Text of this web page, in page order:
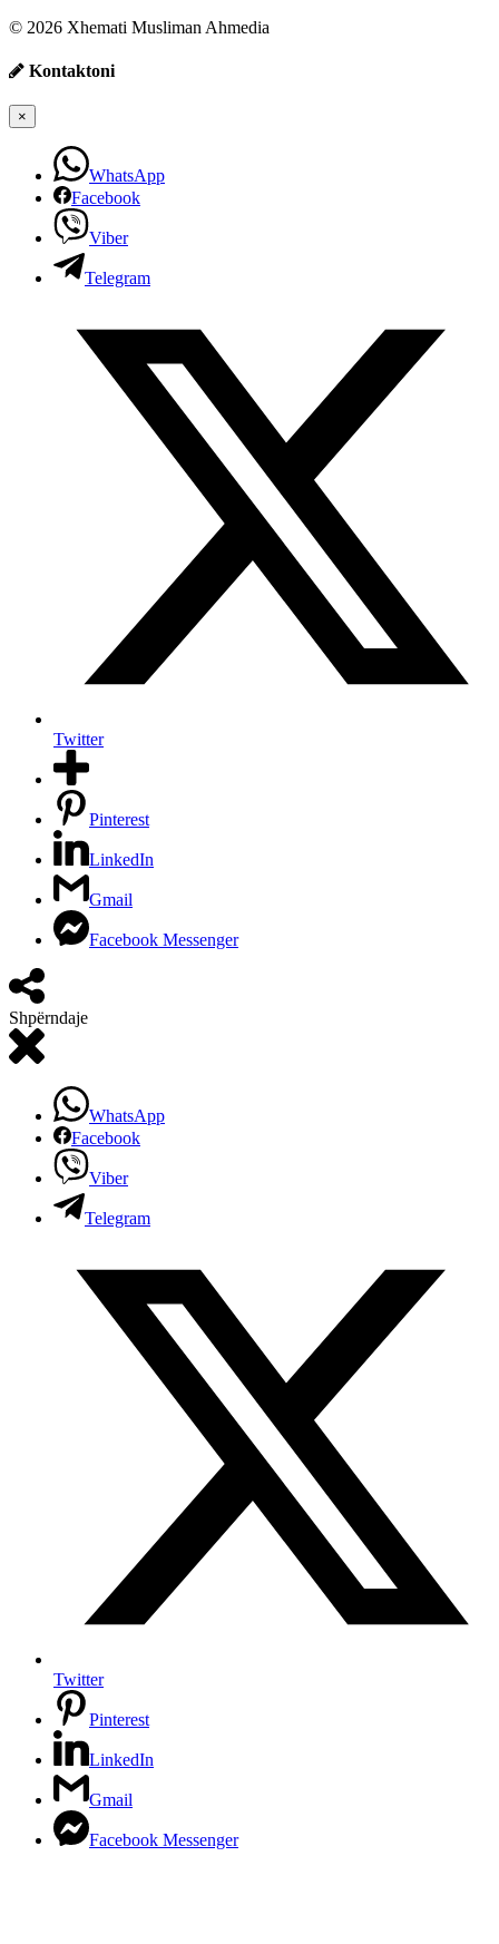
© 2026 Xhemati Musliman Ahmedia
Kontaktoni
×
WhatsApp
Facebook
Viber
Telegram
Twitter
Pinterest
LinkedIn
Gmail
Facebook Messenger
Shpërndaje
WhatsApp
Facebook
Viber
Telegram
Twitter
Pinterest
LinkedIn
Gmail
Facebook Messenger